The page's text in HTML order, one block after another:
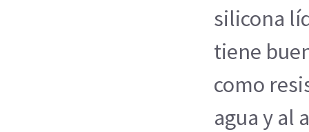
silicona
tiene
como
agua y al